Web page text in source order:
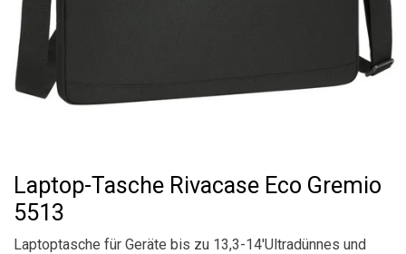
Laptop-Tasche Rivacase Eco Gremio
5513
Laptoptasche für Geräte bis zu 13,3-14'Ultradünnes und